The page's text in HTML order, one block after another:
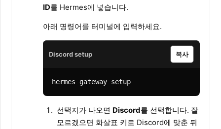
ID를 Hermes에 넣습니다.
아래 명령어를 터미널에 입력하세요.
Discord setup 복사
hermes gateway setup
선택지가 나오면 Discord를 선택합니다. 잘
모르겠으면 화살표 키로 Discord에 맞춘 뒤